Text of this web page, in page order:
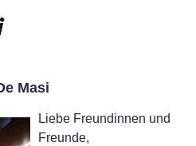
Masi
Liebe Freundinnen und
Freunde,